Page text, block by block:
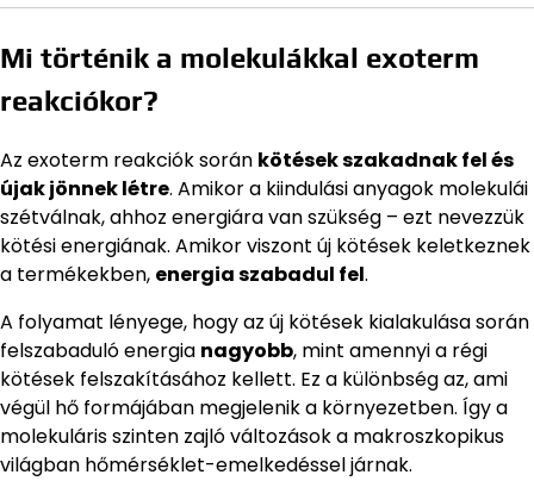
Mi történik a molekulákkal exoterm
reakciókor?
Az exoterm reakciók során kötések szakadnak fel és
újak jönnek létre. Amikor a kiindulási anyagok molekulái
szétválnak, ahhoz energiára van szükség – ezt nevezzük
kötési energiának. Amikor viszont új kötések keletkeznek
a termékekben, energia szabadul fel.
A folyamat lényege, hogy az új kötések kialakulása során
felszabaduló energia nagyobb, mint amennyi a régi
kötések felszakításához kellett. Ez a különbség az, ami
végül hő formájában megjelenik a környezetben. Így a
molekuláris szinten zajló változások a makroszkopikus
világban hőmérséklet-emelkedéssel járnak.